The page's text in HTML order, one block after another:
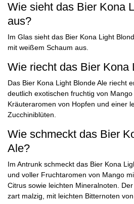
Wie sieht das Bier Kona
aus?
Im Glas sieht das Bier Kona Light
mit weißem Schaum aus.
Wie riecht das Bier Kona
Das Bier Kona Light Blonde Ale riecht
deutlich exotischen fruchtig von
Kräuteraromen von Hopfen und einer
Zucchiniblüten.
Wie schmeckt das Bier
Ale?
Im Antrunk schmeckt das Bier Kona
und voller Fruchtaromen von Mango
Citrus sowie leichten Mineralnoten.
zart malzig, mit leichten Bitternoten